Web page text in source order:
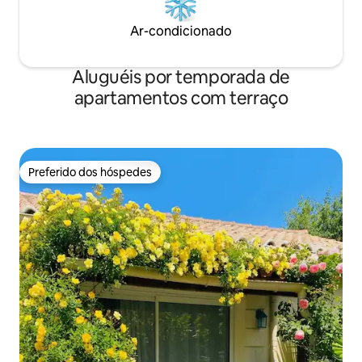
Ar-condicionado
Aluguéis por temporada de
apartamentos com terraço
Preferido dos hóspedes
Preferido dos hóspedes